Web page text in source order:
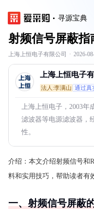
寻源宝典
射频信号屏蔽指
上海上恒电子有限公司 · 2026-
上海上恒电子
法人:李满山 通过真
上海上恒电子，2003年
滤波器等电源滤波器，
性。
介绍： 本文介绍射频信号和
料和实用技巧，帮助读者有
一、射频信号屏蔽